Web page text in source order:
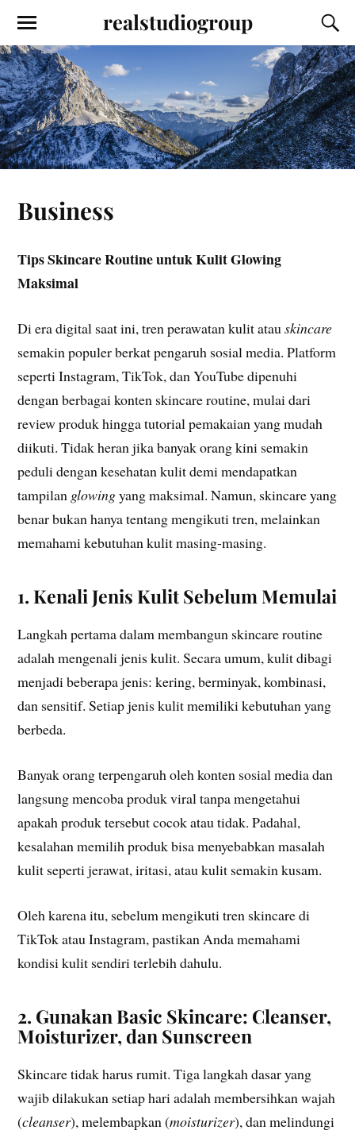
realstudiogroup
Business
Tips Skincare Routine untuk Kulit Glowing
Maksimal
Di era digital saat ini, tren perawatan kulit atauskincare
semakin populer berkat pengaruh sosial media. Platform
seperti Instagram, TikTok, dan YouTube dipenuhi
dengan berbagai konten skincare routine, mulai dari
review produk hingga tutorial pemakaian yang mudah
diikuti. Tidak heran jika banyak orang kini semakin
peduli dengan kesehatan kulit demi mendapatkan
tampilan glowingyang maksimal. Namun, skincare yang
benar bukan hanya tentang mengikuti tren, melainkan
memahami kebutuhan kulit masing-masing.
1. Kenali Jenis Kulit Sebelum Memulai
Langkah pertama dalam membangun skincare routine
adalah mengenali jenis kulit. Secara umum, kulit dibagi
menjadi beberapa jenis: kering, berminyak, kombinasi,
dan sensitif. Setiap jenis kulit memiliki kebutuhan yang
berbeda.
Banyak orang terpengaruh oleh konten sosial media dan
langsung mencoba produk viral tanpa mengetahui
apakah produk tersebut cocok atau tidak. Padahal,
kesalahan memilih produk bisa menyebabkan masalah
kulit seperti jerawat, iritasi, atau kulit semakin kusam.
Oleh karena itu, sebelum mengikuti tren skincare di
TikTok atau Instagram, pastikan Anda memahami
kondisi kulit sendiri terlebih dahulu.
2. Gunakan Basic Skincare: Cleanser,
Moisturizer, dan Sunscreen
Skincare tidak harus rumit. Tiga langkah dasar yang
wajib dilakukan setiap hari adalah membersihkan wajah
(cleanser), melembapkan (moisturizer), dan melindungi